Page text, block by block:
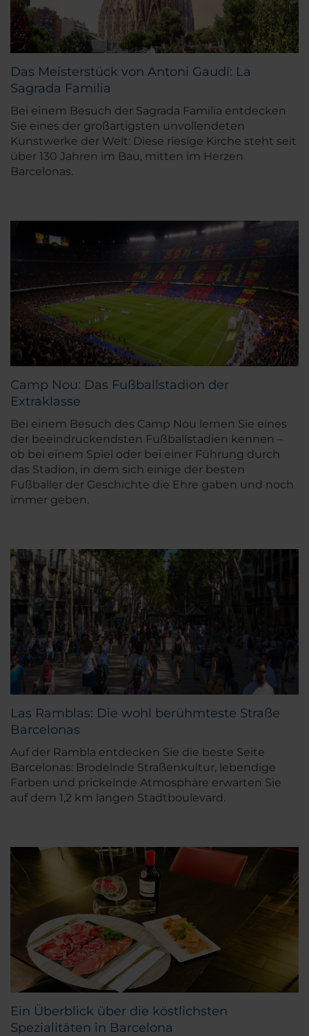
Das Meisterstück von Antoni Gaudí: La
Sagrada Familia
Bei einem Besuch der Sagrada Familia entdecken
Sie eines der großartigsten unvollendeten
Kunstwerke der Welt: Diese riesige Kirche steht seit
über 130 Jahren im Bau, mitten im Herzen
Barcelonas.
Camp Nou: Das Fußballstadion der
Extraklasse
Bei einem Besuch des Camp Nou lernen Sie eines
der beeindruckendsten Fußballstadien kennen –
ob bei einem Spiel oder bei einer Führung durch
das Stadion, in dem sich einige der besten
Fußballer der Geschichte die Ehre gaben und noch
immer geben.
Las Ramblas: Die wohl berühmteste Straße
Barcelonas
Auf der Rambla entdecken Sie die beste Seite
Barcelonas: Brodelnde Straßenkultur, lebendige
Farben und prickelnde Atmosphäre erwarten Sie
auf dem 1,2 km langen Stadtboulevard.
Ein Überblick über die köstlichsten
Spezialitäten in Barcelona